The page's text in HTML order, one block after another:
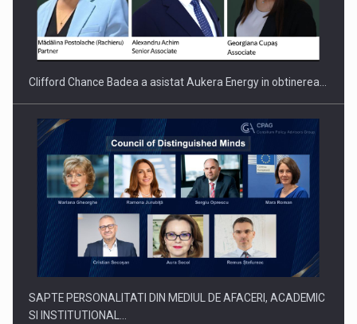
Clifford Chance Badea a asistat Aukera Energy in obtinerea…
SAPTE PERSONALITATI DIN MEDIUL DE AFACERI, ACADEMIC
SI INSTITUTIONAL…